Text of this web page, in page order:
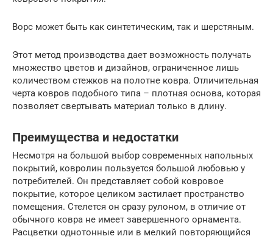
Ворс может быть как синтетическим, так и шерстяным.
Этот метод производства дает возможность получать
множество цветов и дизайнов, ограниченное лишь
количеством стежков на полотне ковра. Отличительная
черта ковров подобного типа – плотная основа, которая
позволяет свертывать материал только в длину.
Преимущества и недостатки
Несмотря на большой выбор современных напольных
покрытий, ковролин пользуется большой любовью у
потребителей. Он представляет собой ковровое
покрытие, которое целиком застилает пространство
помещения. Стелется он сразу рулоном, в отличие от
обычного ковра не имеет завершенного орнамента.
Расцветки однотонные или в мелкий повторяющийся